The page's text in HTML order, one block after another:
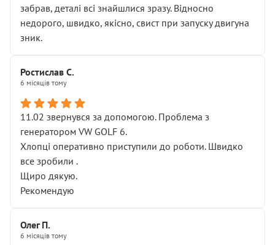
забрав, деталі всі знайшлися зразу. Відносно
недорого, швидко, якісно, свист при запуску двигуна
зник.
Ростислав С.
6 місяців тому
11.02 звернувся за допомогою. Проблема з
генератором VW GOLF 6.
Хлопці оперативно приступили до роботи. Швидко
все зробили .
Щиро дякую.
Рекомендую
Олег П.
6 місяців тому